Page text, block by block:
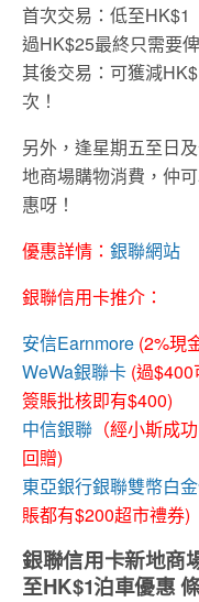
首次交易：低至HK$1
過HK$25最終只需要俾
其後交易：可獲減
次！
另外，逢星期五至日
地商場購物消費，仲
惠呀！
優惠詳情： 銀聯網站
銀聯信用卡推介：
安信Earnmore (2%現
WeWa銀聯卡 (過
簽賬批核即有$400)
中信銀聯 （經小斯成
回贈)
東亞銀行銀聯雙幣白
賬都有$200超市禮券)
銀聯信用卡新地商
至HK$1泊車優惠